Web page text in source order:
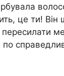
це ти!